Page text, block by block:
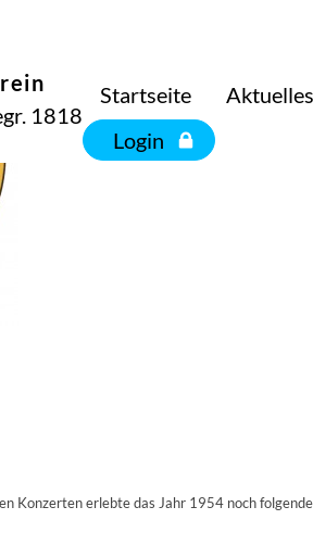
1818
Startseite Aktuelles
Login
Konzerten erlebte das Jahr 1954 noch